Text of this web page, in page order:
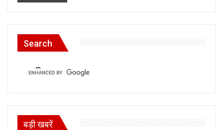
Search
बड़ी खबरें